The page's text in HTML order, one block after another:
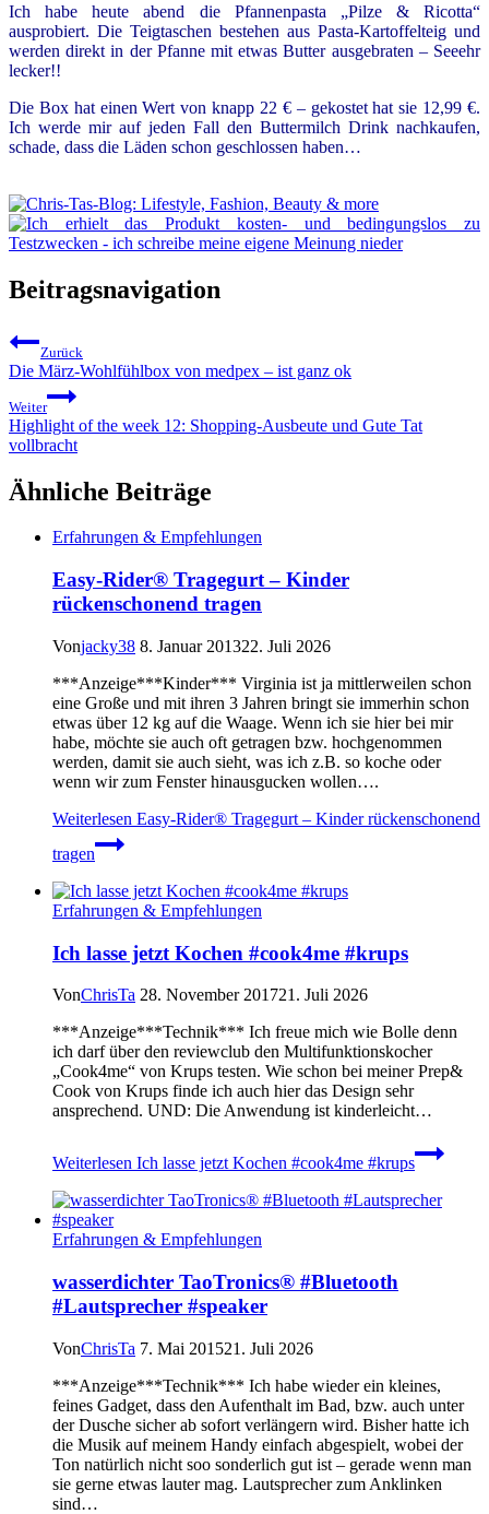
Ich habe heute abend die Pfannenpasta „Pilze & Ricotta“
ausprobiert. Die Teigtaschen bestehen aus Pasta-Kartoffelteig und
werden direkt in der Pfanne mit etwas Butter ausgebraten – Seeehr
lecker!!
Die Box hat einen Wert von knapp 22 € – gekostet hat sie 12,99 €.
Ich werde mir auf jeden Fall den Buttermilch Drink nachkaufen,
schade, dass die Läden schon geschlossen haben…
Beitragsnavigation
Zurück
Die März-Wohlfühlbox von medpex – ist ganz ok
Weiter
Highlight of the week 12: Shopping-Ausbeute und Gute Tat
vollbracht
Ähnliche Beiträge
Erfahrungen & Empfehlungen
Easy-Rider® Tragegurt – Kinder
rückenschonend tragen
Vonjacky38 8. Januar 201322. Juli 2026
***Anzeige***Kinder*** Virginia ist ja mittlerweilen schon
eine Große und mit ihren 3 Jahren bringt sie immerhin schon
etwas über 12 kg auf die Waage. Wenn ich sie hier bei mir
habe, möchte sie auch oft getragen bzw. hochgenommen
werden, damit sie auch sieht, was ich z.B. so koche oder
wenn wir zum Fenster hinausgucken wollen….
Weiterlesen Easy-Rider® Tragegurt – Kinder rückenschonend
tragen
Erfahrungen & Empfehlungen
Ich lasse jetzt Kochen #cook4me #krups
VonChrisTa 28. November 201721. Juli 2026
***Anzeige***Technik*** Ich freue mich wie Bolle denn
ich darf über den reviewclub den Multifunktionskocher
„Cook4me“ von Krups testen. Wie schon bei meiner Prep&
Cook von Krups finde ich auch hier das Design sehr
ansprechend. UND: Die Anwendung ist kinderleicht…
Weiterlesen Ich lasse jetzt Kochen #cook4me #krups
Erfahrungen & Empfehlungen
wasserdichter TaoTronics® #Bluetooth
#Lautsprecher #speaker
VonChrisTa 7. Mai 201521. Juli 2026
***Anzeige***Technik*** Ich habe wieder ein kleines,
feines Gadget, dass den Aufenthalt im Bad, bzw. auch unter
der Dusche sicher ab sofort verlängern wird. Bisher hatte ich
die Musik auf meinem Handy einfach abgespielt, wobei der
Ton natürlich nicht soo sonderlich gut ist – gerade wenn man
sie gerne etwas lauter mag. Lautsprecher zum Anklinken
sind…